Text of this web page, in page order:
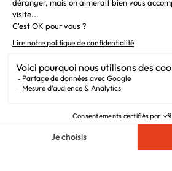
Nous suivre